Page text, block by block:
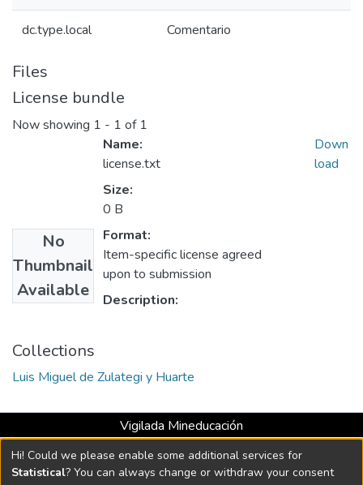
dc.type.local Comentario
Files
License bundle
Now showing 1 - 1 of 1
No
Thumbnail
Available
Name:
license.txt
Size:
0 B
Format:
Item-specific license agreed
upon to submission
Description:
Down
load
Collections
Luis Miguel de Zulategi y Huarte
Vigilada Mineducación
Universidad con Acreditación Institucional hasta 2026 -
Resolución MEN 2158 de 2018
Hi! Could we please enable some additional services for
Statistical? You can always change or withdraw your consent